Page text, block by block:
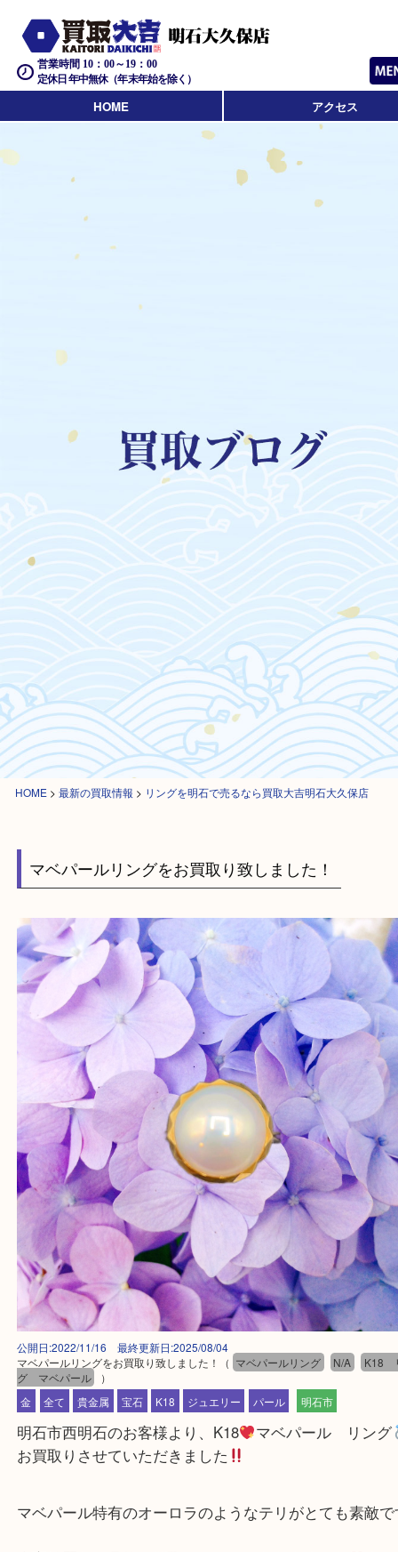
営業時間 10：00～19：00
定休日 年中無休（年末年始を除く）
HOME アクセス
HOME
マベパールリングをお買取り致しました！
公開日:2022/11/16 最終更新日:2025/08/04
マベパールリングをお買取り致しました！（
金 全て 貴金属 宝石 K18 ジュエリー パール 明石市